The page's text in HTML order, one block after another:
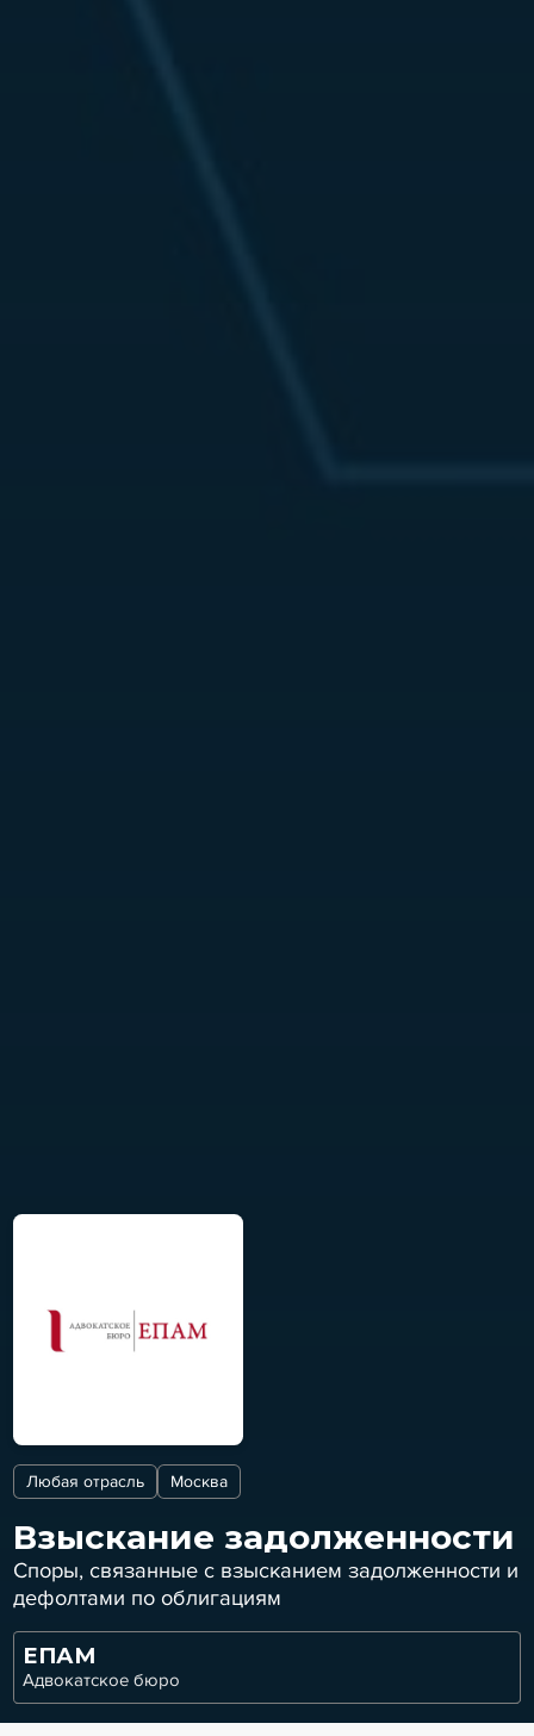
Любая отрасль Москва
Взыскание задолженности
Споры, связанные с взысканием задолженности и
дефолтами по облигациям
ЕПАМ
Адвокатское бюро